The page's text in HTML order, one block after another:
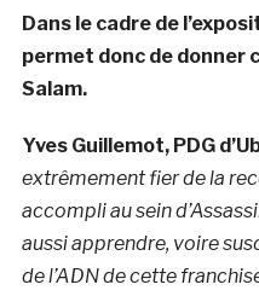
Dans le cadre de
permet donc de donner
Salam.
Yves Guillemot, PDG
extrêmement fier de la
accompli au sein
aussi apprendre, voire
de l’ADN de cette